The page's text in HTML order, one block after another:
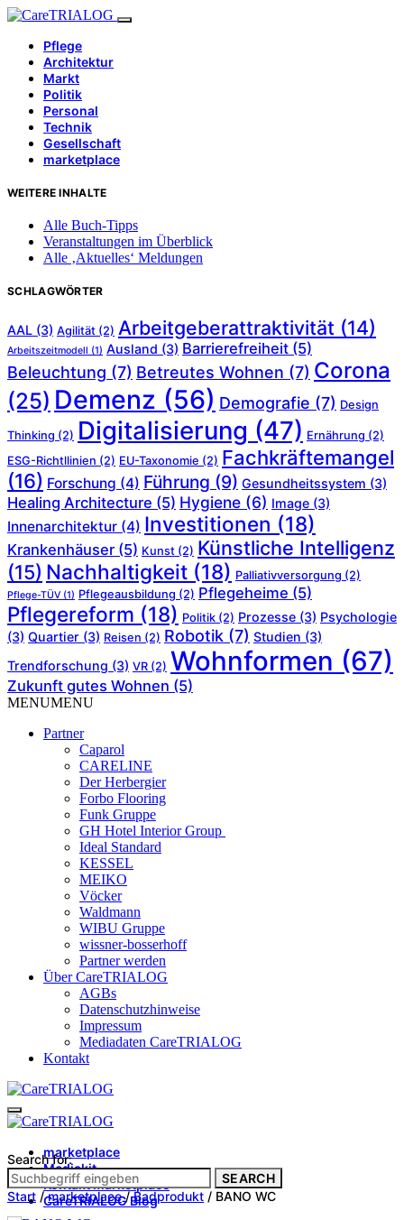
Pflege
Architektur
Markt
Politik
Personal
Technik
Gesellschaft
marketplace
WEITERE INHALTE
Alle Buch-Tipps
Veranstaltungen im Überblick
Alle ‚Aktuelles‘ Meldungen
SCHLAGWÖRTER
AAL (3) Agilität (2) Arbeitgeberattraktivität (14)
Arbeitszeitmodell (1) Ausland (3) Barrierefreiheit (5)
Beleuchtung (7) Betreutes Wohnen (7) Corona
(25) Demenz (56) Demografie (7) Design
Thinking (2) Digitalisierung (47) Ernährung (2)
ESG-Richtllinien (2) EU-Taxonomie (2) Fachkräftemangel
(16) Forschung (4) Führung (9) Gesundheitssystem (3)
Healing Architecture (5) Hygiene (6) Image (3)
Innenarchitektur (4) Investitionen (18)
Krankenhäuser (5) Kunst (2) Künstliche Intelligenz
(15) Nachhaltigkeit (18) Palliativversorgung (2)
Pflege-TÜV (1) Pflegeausbildung (2) Pflegeheime (5)
Pflegereform (18) Politik (2) Prozesse (3) Psychologie
(3) Quartier (3) Reisen (2) Robotik (7) Studien (3)
Trendforschung (3) VR (2) Wohnformen (67)
Zukunft gutes Wohnen (5)
MENUMENU
Partner
Caparol
CARELINE
Der Herbergier
Forbo Flooring
Funk Gruppe
GH Hotel Interior Group
Ideal Standard
KESSEL
MEIKO
Vöcker
Waldmann
WIBU Gruppe
wissner-bosserhoff
Partner werden
Über CareTRIALOG
AGBs
Datenschutzhinweise
Impressum
Mediadaten CareTRIALOG
Kontakt
marketplace
Mediakit
Kontakt marketplace
CareTRIALOG Blog
Search for:
SEARCH
Start /marketplace/Badprodukt / BANO WC